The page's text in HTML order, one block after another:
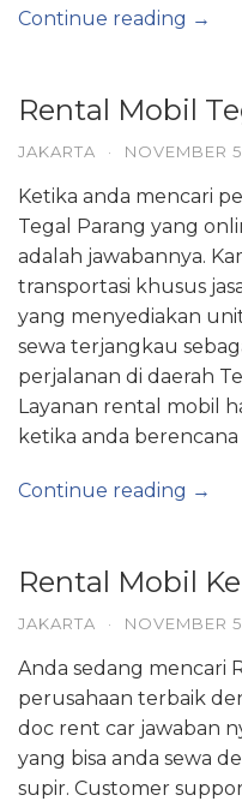
Continue reading →
Rental Mobil
JAKARTA · NOVEMBER
Ketika anda mencari
Tegal Parang yang
adalah jawabannya.
transportasi khusus
yang menyediakan
sewa terjangkau
perjalanan di daerah
Layanan rental mobil
ketika anda berencana
Continue reading →
Rental Mobil
JAKARTA · NOVEMBER
Anda sedang mencari
perusahaan terbaik
doc rent car jawaban
yang bisa anda sewa
supir. Customer